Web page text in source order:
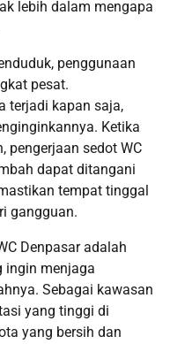
lebih dalam mengapa
penggunaan
pesat.
terjadi kapan saja,
Ketika
pengerjaan sedot WC
dapat ditangani
tempat tinggal
gangguan.
Denpasar adalah
ingin menjaga
Sebagai kawasan
yang tinggi di
yang bersih dan